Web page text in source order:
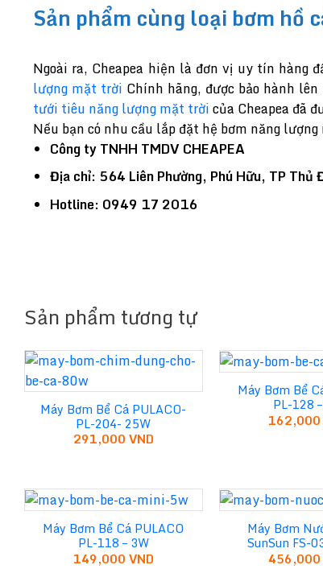
Sản phẩm cùng loại bơm hồ
Ngoài ra, Cheapea hiện là đơn vị uy tín hàng
lượng mặt trời Chính hãng, được bảo hành
tưới tiêu năng lượng mặt trờicủa Cheapea đã
Nếu bạn có nhu cầu lắp đặt hệ bơm năng
Công ty TNHH TMDV CHEAPEA
Địa chỉ: 564 Liên Phường, Phú Hữu, TP Thủ
Hotline: 0949 17 2016
Sản phẩm tương tự
Máy Bơm Bể Cá PULACO-
PL-204- 25W
291,000 VND
Máy Bơm Bể
PL-128
162,000
Máy Bơm Bể Cá PULACO
PL-118 – 3W
149,000 VND
Máy Bơm
SunSun FS-
456,000